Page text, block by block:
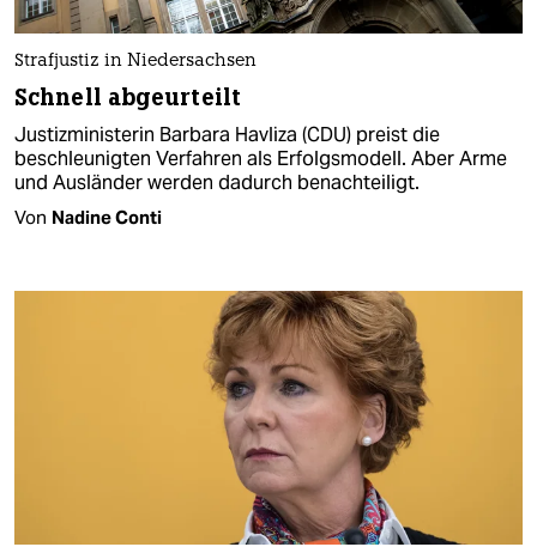
Strafjustiz in Niedersachsen
Schnell abgeurteilt
Justizministerin Barbara Havliza (CDU) preist die
beschleunigten Verfahren als Erfolgsmodell. Aber Arme
und Ausländer werden dadurch benachteiligt.
Von Nadine Conti